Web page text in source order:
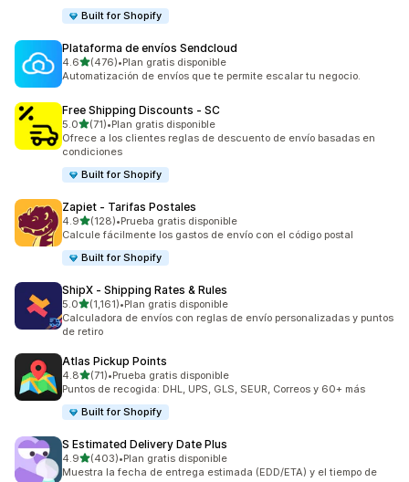
Built for Shopify
Plataforma de envíos Sendcloud
4.6de 5 estrellas
(476)
476 reseñas en total
•Plan gratis disponible
Automatización de envíos que te permite escalar tu negocio.
Free Shipping Discounts ‑ SC
5.0de 5 estrellas
(71)
71 reseñas en total
•Plan gratis disponible
Ofrece a los clientes reglas de descuento de envío basadas en
condiciones
Built for Shopify
Zapiet ‑ Tarifas Postales
4.9de 5 estrellas
(128)
128 reseñas en total
•Prueba gratis disponible
Calcule fácilmente los gastos de envío con el código postal
Built for Shopify
ShipX ‑ Shipping Rates & Rules
5.0de 5 estrellas
(1,161)
1161 reseñas en total
•Plan gratis disponible
Calculadora de envíos con reglas de envío personalizadas y puntos
de retiro
Atlas Pickup Points
4.8de 5 estrellas
(71)
71 reseñas en total
•Prueba gratis disponible
Puntos de recogida: DHL, UPS, GLS, SEUR, Correos y 60+ más
Built for Shopify
S Estimated Delivery Date Plus
4.9de 5 estrellas
(403)
403 reseñas en total
•Plan gratis disponible
Muestra la fecha de entrega estimada (EDD/ETA) y el tiempo de